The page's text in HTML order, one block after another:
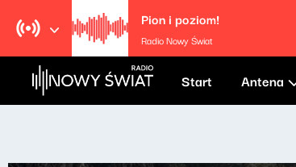
Pion i poziom!
Radio Nowy Świat
Start Antena